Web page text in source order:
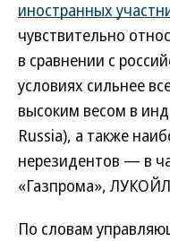
иностранных
чувствительно
в сравнении с
условиях сильнее
высоким весом в
Russia), а также
нерезидентов — в
«Газпрома»,
По словам